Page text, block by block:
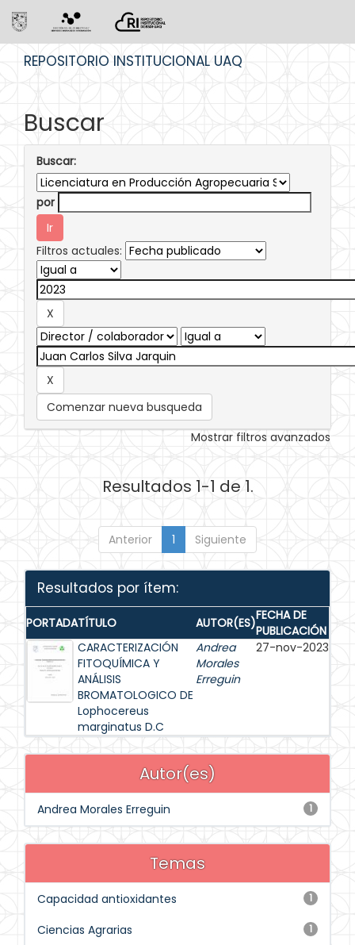
REPOSITORIO INSTITUCIONAL UAQ
Buscar
Buscar:
por
Filtros actuales:
Comenzar nueva busqueda
Mostrar filtros avanzados
Resultados 1-1 de 1.
Anterior 1 Siguiente
Resultados por ítem:
PORTADATÍTULO AUTOR(ES)FECHA DE
PUBLICACIÓN
CARACTERIZACIÓN
FITOQUÍMICA Y
ANÁLISIS
BROMATOLOGICO DE
Lophocereus
marginatus D.C
Andrea
Morales
Erreguin
27-nov-2023
Autor(es)
1
Andrea Morales Erreguin
Temas
1
Capacidad antioxidantes
1
Ciencias Agrarias